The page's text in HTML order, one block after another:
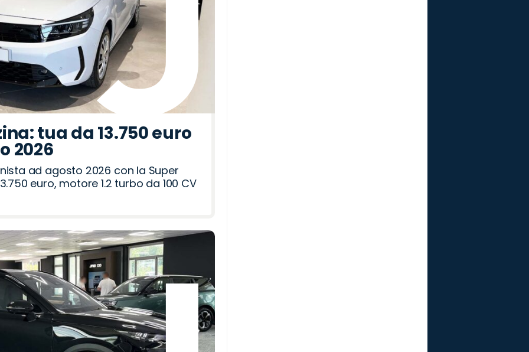
tua da 13.750 euro
2026
ad agosto 2026 con la Super
euro, motore 1.2 turbo da 100 CV